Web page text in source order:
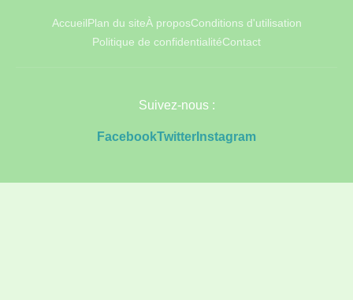
AccueilPlan du siteÀ proposConditions d'utilisation
Politique de confidentialitéContact
Suivez-nous :
FacebookTwitter Instagram